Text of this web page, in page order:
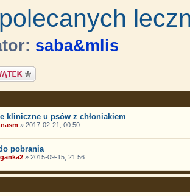
saba&mlis
kliniczne u psów z chłoniakiem
» 2017-02-21, 00:50
pobrania
» 2015-09-15, 21:56